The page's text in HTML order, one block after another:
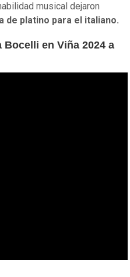
musical dejaron
de platino para el italiano.
en Viña 2024 a